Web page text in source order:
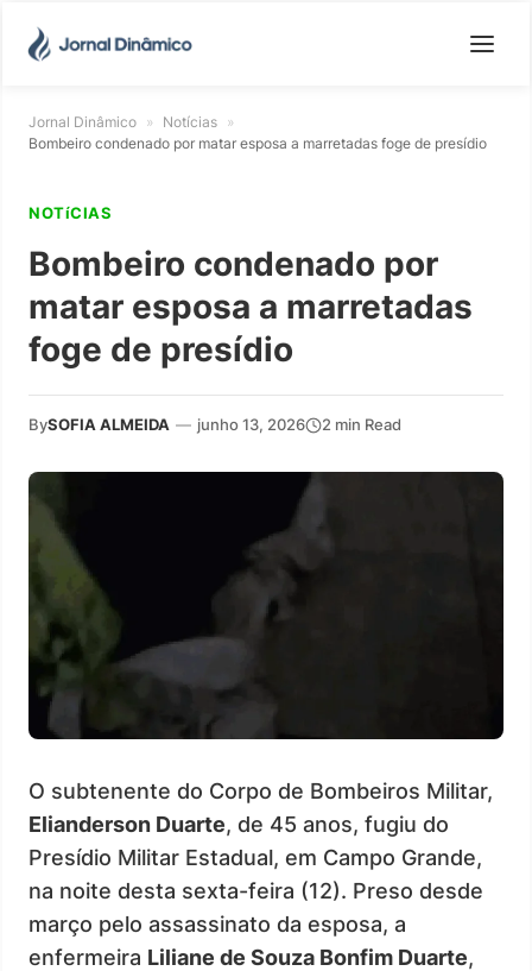
Jornal Dinâmico » Notícias »
Bombeiro condenado por matar esposa a marretadas foge de presídio
NOTíCIAS
Bombeiro condenado por
matar esposa a marretadas
foge de presídio
BySOFIA ALMEIDA — junho 13, 2026 2 min Read
O subtenente do Corpo de Bombeiros Militar,
Elianderson Duarte, de 45 anos, fugiu do
Presídio Militar Estadual, em Campo Grande,
na noite desta sexta-feira (12). Preso desde
março pelo assassinato da esposa, a
enfermeira Liliane de Souza Bonfim Duarte,